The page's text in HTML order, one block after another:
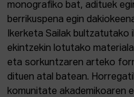
monografiko bat, adituek
berrikuspena egin
Ikerketa Sailak
ekintzekin lotutako
eta sorkuntzaren arteko
dituen atal batean.
komunitate akademikoaren